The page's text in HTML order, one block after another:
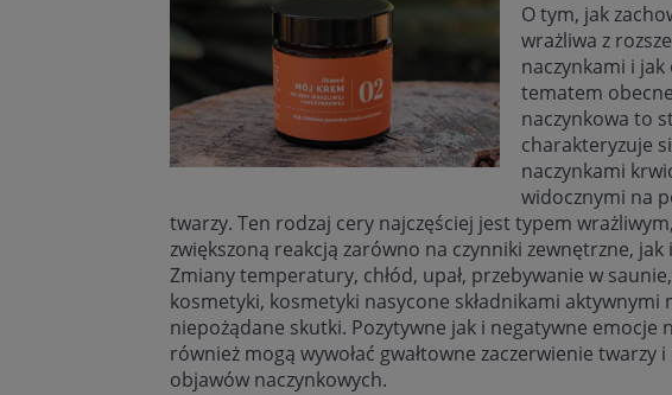
O tym, jak
wrażliwa z
naczynkami i
tematem
naczynkowa to
charakteryzuje
naczynkami
widocznymi na
twarzy. Ten rodzaj cery najczęściej jest typem
zwiększoną reakcją zarówno na czynniki zewnętrzne, jak
Zmiany temperatury, chłód, upał, przebywanie w
kosmetyki, kosmetyki nasycone składnikami aktywnymi
niepożądane skutki. Pozytywne jak i negatywne emocje
również mogą wywołać gwałtowne zaczerwienie twarzy
objawów naczynkowych.